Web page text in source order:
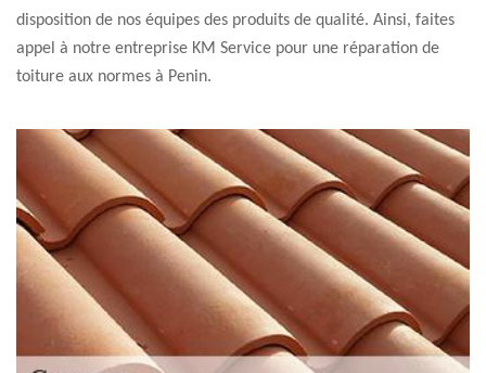
disposition de nos équipes des produits de qualité. Ainsi, faites
appel à notre entreprise KM Service pour une réparation de
toiture aux normes à Penin.